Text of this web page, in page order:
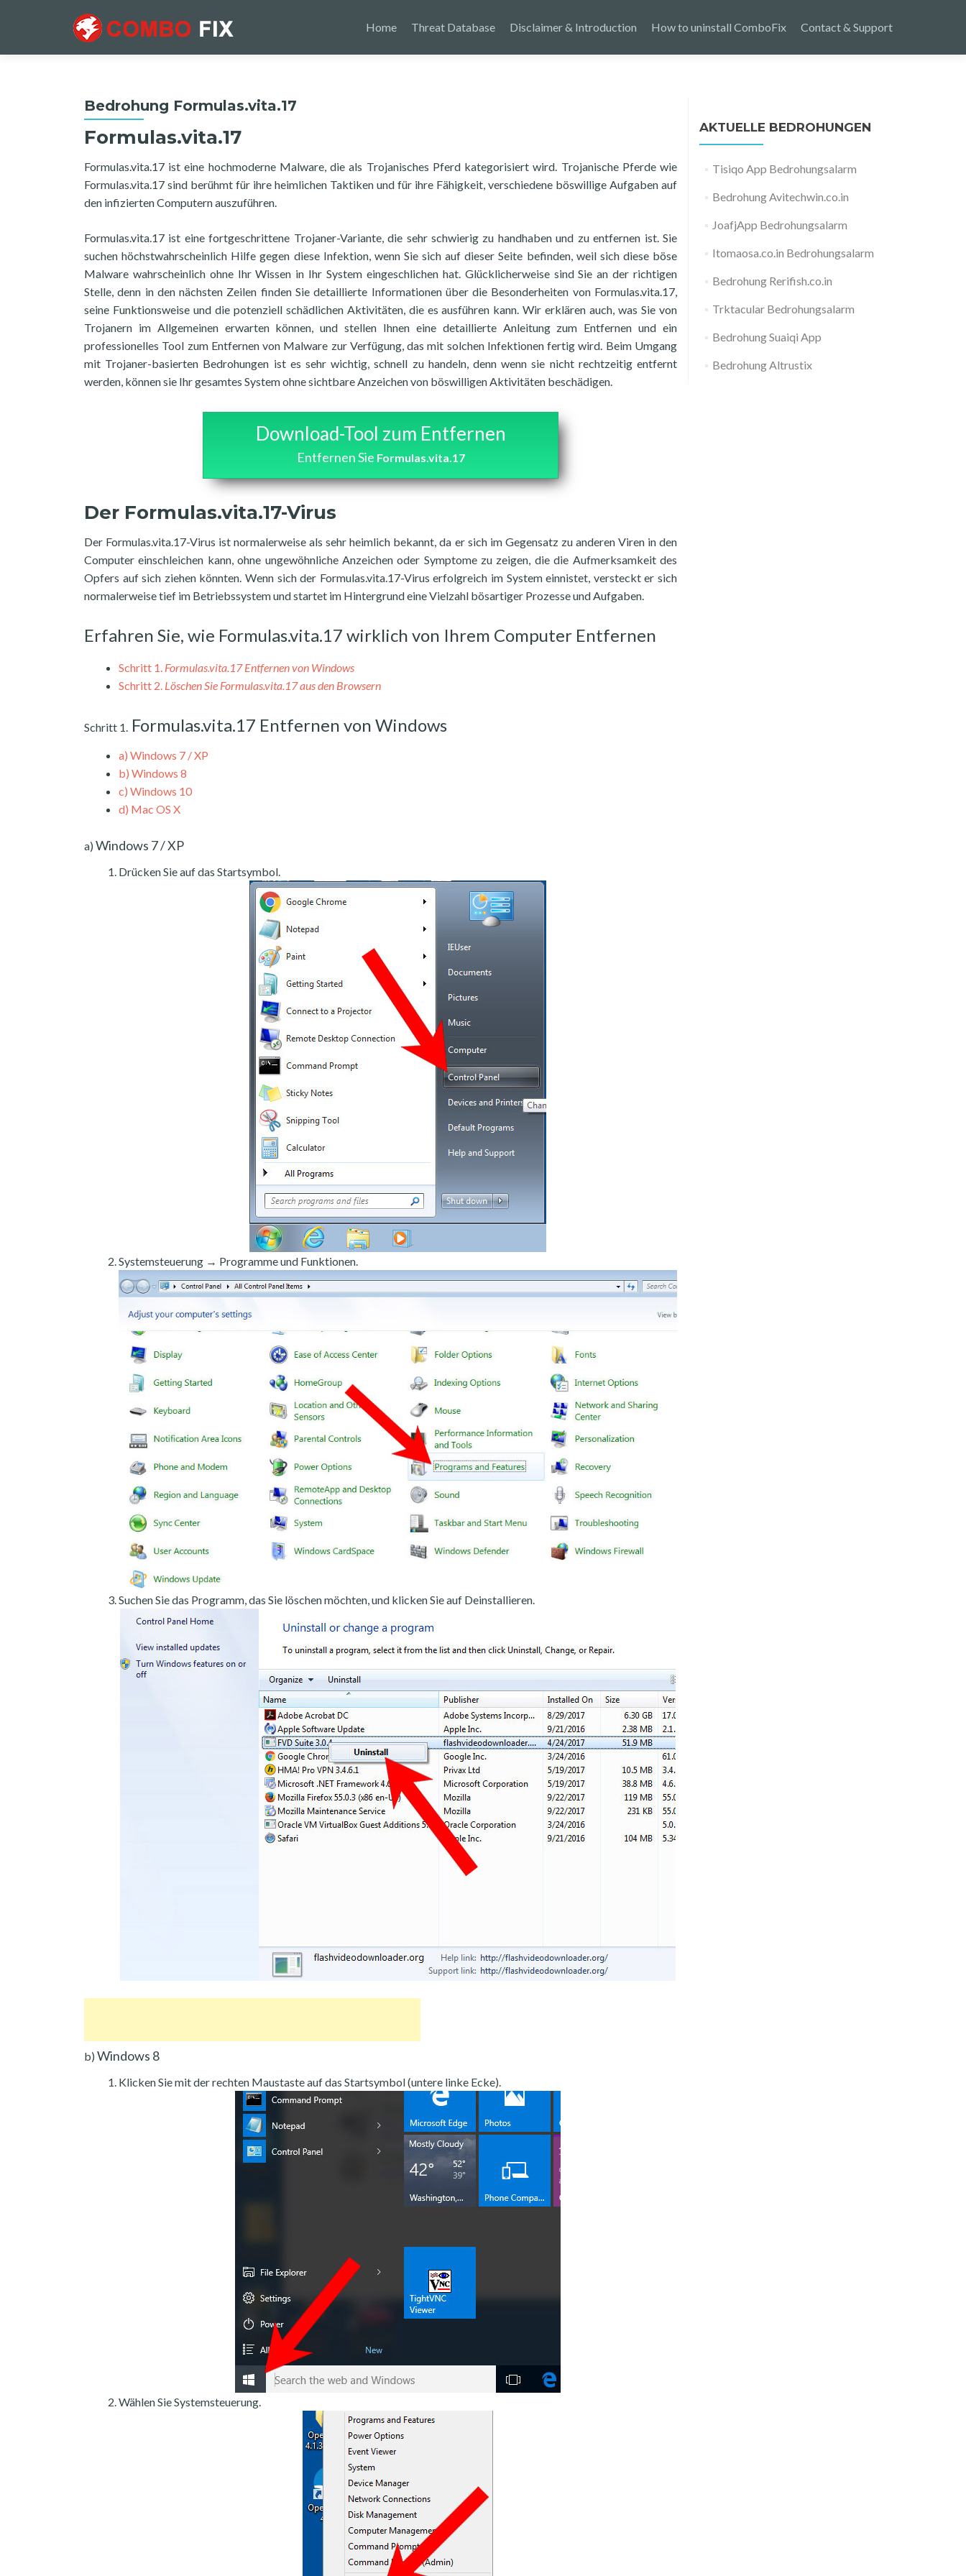
Home Threat Database Disclaimer & Introduction How to uninstall ComboFix Contact & Support
Bedrohung Formulas.vita.17
Formulas.vita.17
Formulas.vita.17 ist eine hochmoderne Malware, die als Trojanisches Pferd kategorisiert wird. Trojanische Pferde wie
Formulas.vita.17 sind berühmt für ihre heimlichen Taktiken und für ihre Fähigkeit, verschiedene böswillige Aufgaben auf
den infizierten Computern auszuführen.
Formulas.vita.17 ist eine fortgeschrittene Trojaner-Variante, die sehr schwierig zu handhaben und zu entfernen ist. Sie
suchen höchstwahrscheinlich Hilfe gegen diese Infektion, wenn Sie sich auf dieser Seite befinden, weil sich diese böse
Malware wahrscheinlich ohne Ihr Wissen in Ihr System eingeschlichen hat. Glücklicherweise sind Sie an der richtigen
Stelle, denn in den nächsten Zeilen finden Sie detaillierte Informationen über die Besonderheiten von Formulas.vita.17,
seine Funktionsweise und die potenziell schädlichen Aktivitäten, die es ausführen kann. Wir erklären auch, was Sie von
Trojanern im Allgemeinen erwarten können, und stellen Ihnen eine detaillierte Anleitung zum Entfernen und ein
professionelles Tool zum Entfernen von Malware zur Verfügung, das mit solchen Infektionen fertig wird. Beim Umgang
mit Trojaner-basierten Bedrohungen ist es sehr wichtig, schnell zu handeln, denn wenn sie nicht rechtzeitig entfernt
werden, können sie Ihr gesamtes System ohne sichtbare Anzeichen von böswilligen Aktivitäten beschädigen.
Download-Tool zum Entfernen
Entfernen Sie Formulas.vita.17
Der Formulas.vita.17-Virus
Der Formulas.vita.17-Virus ist normalerweise als sehr heimlich bekannt, da er sich im Gegensatz zu anderen Viren in den
Computer einschleichen kann, ohne ungewöhnliche Anzeichen oder Symptome zu zeigen, die die Aufmerksamkeit des
Opfers auf sich ziehen könnten. Wenn sich der Formulas.vita.17-Virus erfolgreich im System einnistet, versteckt er sich
normalerweise tief im Betriebssystem und startet im Hintergrund eine Vielzahl bösartiger Prozesse und Aufgaben.
Erfahren Sie, wie Formulas.vita.17 wirklich von Ihrem Computer Entfernen
Schritt 1. Formulas.vita.17 Entfernen von Windows
Schritt 2. Löschen Sie Formulas.vita.17 aus den Browsern
Schritt 1. Formulas.vita.17 Entfernen von Windows
a) Windows 7 / XP
b) Windows 8
c) Windows 10
d) Mac OS X
a) Windows 7 / XP
Drücken Sie auf das Startsymbol.
Systemsteuerung → Programme und Funktionen.
Suchen Sie das Programm, das Sie löschen möchten, und klicken Sie auf Deinstallieren.
b) Windows 8
Klicken Sie mit der rechten Maustaste auf das Startsymbol (untere linke Ecke).
Wählen Sie Systemsteuerung.
AKTUELLE BEDROHUNGEN
Tisiqo App Bedrohungsalarm
Bedrohung Avitechwin.co.in
JoafjApp Bedrohungsalarm
Itomaosa.co.in Bedrohungsalarm
Bedrohung Rerifish.co.in
Trktacular Bedrohungsalarm
Bedrohung Suaiqi App
Bedrohung Altrustix